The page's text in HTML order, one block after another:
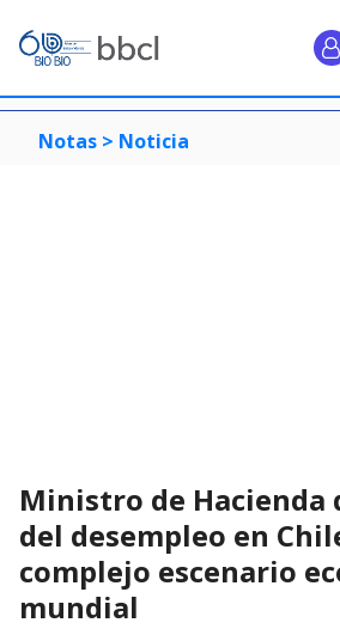
Notas > Noticia
Ministro de Hacienda
del desempleo en
complejo escenario
mundial